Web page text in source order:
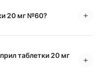
20 мг №60?
таблетки 20 мг